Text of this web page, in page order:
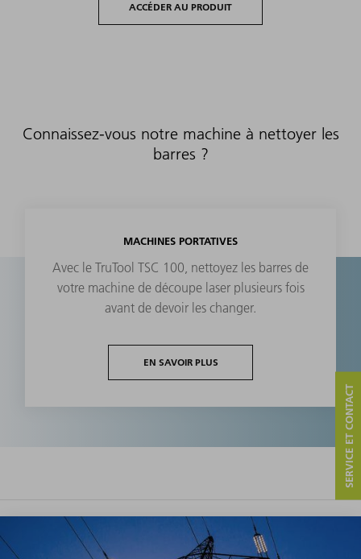
ACCÉDER AU PRODUIT
Connaissez-vous notre machine à nettoyer les
barres ?
MACHINES PORTATIVES
Avec le TruTool TSC 100, nettoyez les barres de
votre machine de découpe laser plusieurs fois
avant de devoir les changer.
EN SAVOIR PLUS
SERVICE ET CONTACT